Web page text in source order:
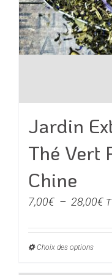
Jardin
Thé Vert
Chine
7,00€ – 28,00€
Choix des optionsCe